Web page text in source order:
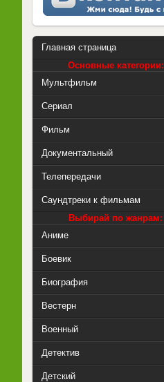
Главная страница
Основные категории:
Мультфильм
Сериал
Фильм
Документальный
Телепередачи
Саундтреки к фильмам
Выбирай по жанрам:
Аниме
Боевик
Биография
Вестерн
Военный
Детектив
Детский